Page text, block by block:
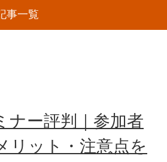
事一覧
ナー評判｜参加者
リット・注意点を